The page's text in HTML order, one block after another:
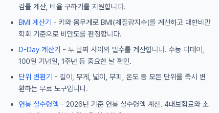
감률 계산, 비율 구하기를 지원합니다.
BMI 계산기 - 키와 몸무게로 BMI(체질량지수)를 계산하고 대한비만
학회 기준으로 비만도를 판정합니다.
D-Day 계산기 - 두 날짜 사이의 일수를 계산합니다. 수능 디데이,
100일 기념일, 1주년 등 중요한 날 확인.
단위 변환기 - 길이, 무게, 넓이, 부피, 온도 등 모든 단위를 즉시 변
환하는 무료 도구입니다.
연봉 실수령액 - 2026년 기준 연봉 실수령액 계산. 4대보험료와 소